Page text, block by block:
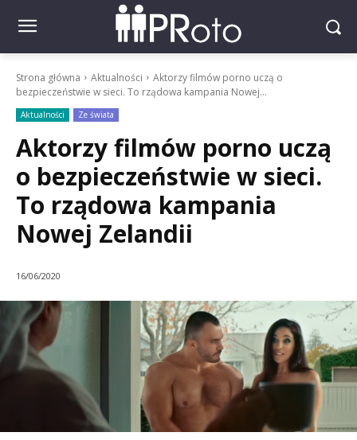
Strona główna Aktualności
Aktorzy filmów porno uczą o
bezpieczeństwie w sieci. To rządowa kampania Nowej...
Aktualności Ze świata
Aktorzy filmów porno uczą
o bezpieczeństwie w sieci.
To rządowa kampania
Nowej Zelandii
16/06/2020